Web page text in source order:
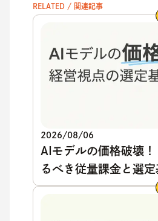
RELATED / 関連記事
2026/08/06
AIモデルの価格破壊
るべき従量課金と選